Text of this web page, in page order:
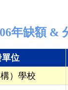
年缺額 &
單位
）學校